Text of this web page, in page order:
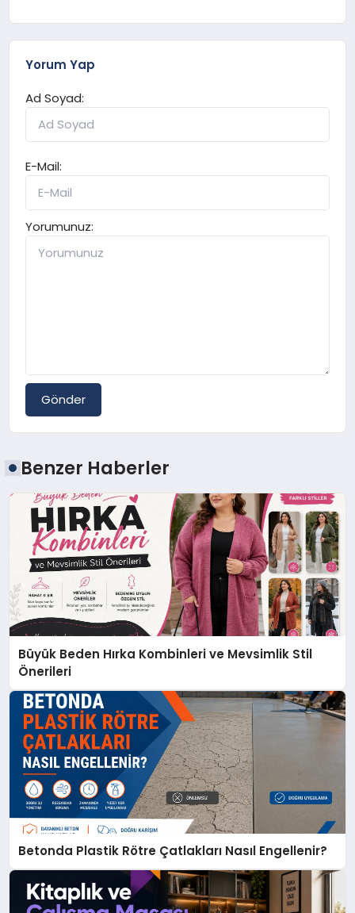
Yorum Yap
Ad Soyad:
E-Mail:
Yorumunuz:
Gönder
Benzer Haberler
Büyük Beden Hırka Kombinleri ve Mevsimlik Stil
Önerileri
Betonda Plastik Rötre Çatlakları Nasıl Engellenir?